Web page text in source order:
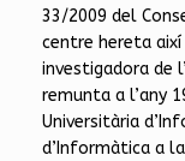
33/2009 del
centre hereta
investigadora de
remunta a l’any
Universitària
d’Informàtica a